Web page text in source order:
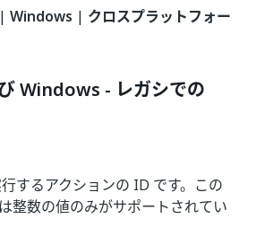
| Windows | クロスプラットフォー
Windows - レガシでの
するアクションの ID です。この
整数の値のみがサポートされてい